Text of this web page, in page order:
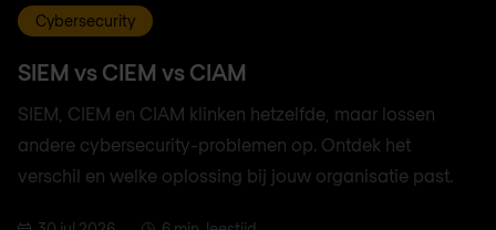
Cybersecurity
SIEM vs CIEM vs CIAM
SIEM, CIEM en CIAM klinken hetzelfde, maar lossen
andere cybersecurity-problemen op. Ontdek het
verschil en welke oplossing bij jouw organisatie past.